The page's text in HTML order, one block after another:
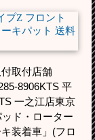
取付店舗
8906KTS 平
一之江店東京
ド・ローター
装着車」(フロ